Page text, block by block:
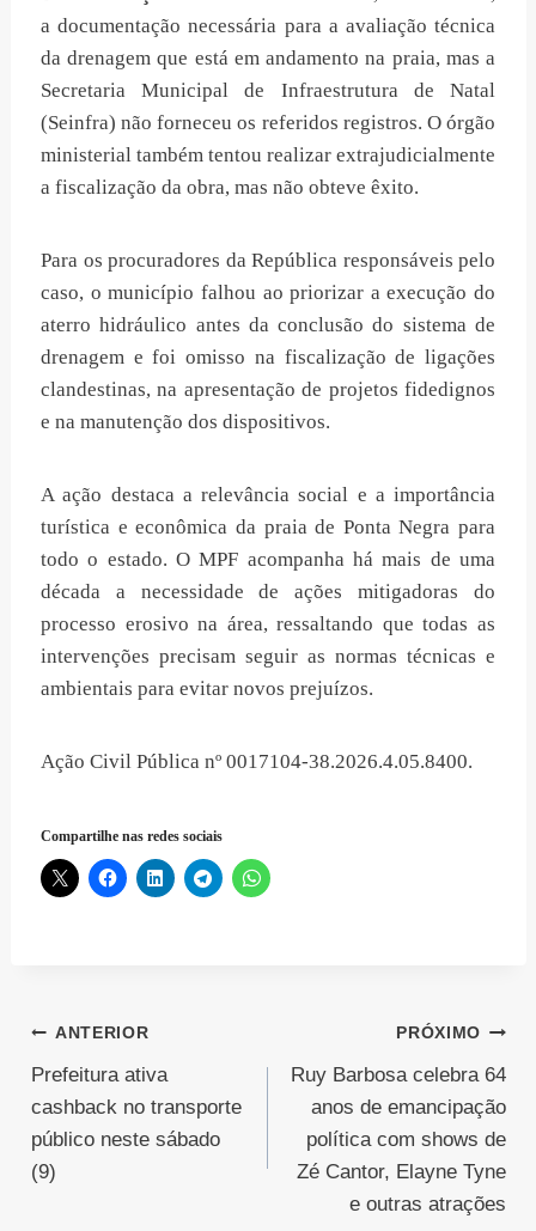
a documentação necessária para a avaliação técnica
da drenagem que está em andamento na praia, mas a
Secretaria Municipal de Infraestrutura de Natal
(Seinfra) não forneceu os referidos registros. O órgão
ministerial também tentou realizar extrajudicialmente
a fiscalização da obra, mas não obteve êxito.
Para os procuradores da República responsáveis pelo
caso, o município falhou ao priorizar a execução do
aterro hidráulico antes da conclusão do sistema de
drenagem e foi omisso na fiscalização de ligações
clandestinas, na apresentação de projetos fidedignos
e na manutenção dos dispositivos.
A ação destaca a relevância social e a importância
turística e econômica da praia de Ponta Negra para
todo o estado. O MPF acompanha há mais de uma
década a necessidade de ações mitigadoras do
processo erosivo na área, ressaltando que todas as
intervenções precisam seguir as normas técnicas e
ambientais para evitar novos prejuízos.
Ação Civil Pública nº 0017104-38.2026.4.05.8400.
Compartilhe nas redes sociais
Navegação
de
Post
ANTERIOR
Prefeitura ativa
cashback no transporte
público neste sábado
(9)
PRÓXIMO
Ruy Barbosa celebra 64
anos de emancipação
política com shows de
Zé Cantor, Elayne Tyne
e outras atrações